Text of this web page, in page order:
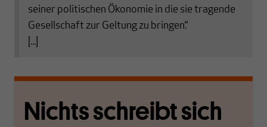
seiner politischen Ökonomie in die sie tragende
Gesellschaft zur Geltung zu bringen.“
[...]
Nichts schreibt sich